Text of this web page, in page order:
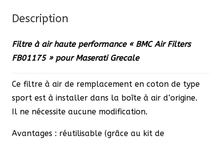
«
Air
Filters
pour
Grecale
Description
Filtre à air haute performance « BMC Air Filters
FB01175 » pour Maserati Grecale
Ce filtre à air de remplacement en coton de type
sport est à installer dans la boîte à air d’origine.
Il ne nécessite aucune modification.
Avantages : réutilisable (grâce au kit de